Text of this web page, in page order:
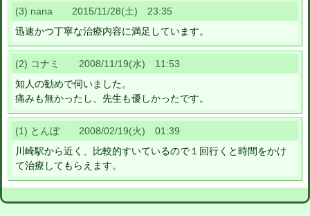
(3) nana 2015/11/28(土) 23:35
迅速かつ丁寧な治療内容に満足しています。
(2) コナミ 2008/11/19(水) 11:53
知人の勧めで伺いました。
痛みも無かったし、先生も優しかったです。
(1) とんぼ 2008/02/19(火) 01:39
川崎駅から近く、比較的すいているので１回行くと時間をかけ
て治療してもらえます。